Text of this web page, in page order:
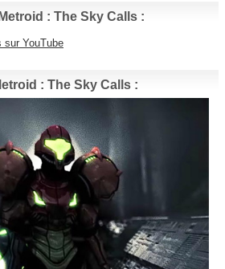
: The Sky Calls :
sur YouTube
: The Sky Calls :